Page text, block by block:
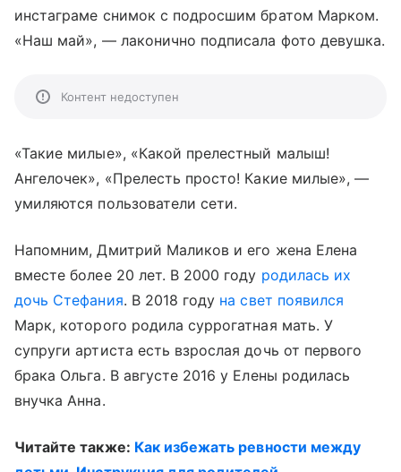
инстаграме снимок с подросшим братом Марком.
«Наш май», — лаконично подписала фото девушка.
Контент недоступен
«Такие милые», «Какой прелестный малыш!
Ангелочек», «Прелесть просто! Какие милые», —
умиляются пользователи сети.
Напомним, Дмитрий Маликов и его жена Елена
вместе более 20 лет. В 2000 году родилась их
дочь Стефания. В 2018 году на свет появился
Марк, которого родила суррогатная мать. У
супруги артиста есть взрослая дочь от первого
брака Ольга. В августе 2016 у Елены родилась
внучка Анна.
Читайте также: Как избежать ревности между